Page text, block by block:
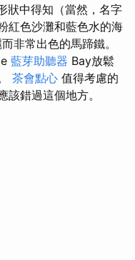
狀中得知（當然，名字
紅色沙灘和藍色水的海
非常出色的馬蹄鐵。
藍芽助聽器 Bay放鬆
茶會點心 值得考慮的
錯過這個地方。